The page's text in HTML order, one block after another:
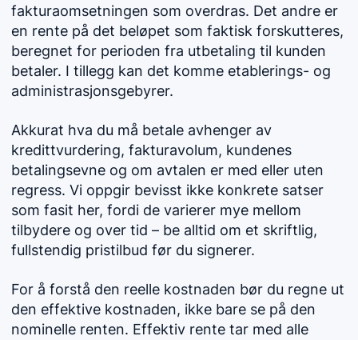
fakturaomsetningen som overdras. Det andre er
en rente på det beløpet som faktisk forskutteres,
beregnet for perioden fra utbetaling til kunden
betaler. I tillegg kan det komme etablerings- og
administrasjonsgebyrer.
Akkurat hva du må betale avhenger av
kredittvurdering, fakturavolum, kundenes
betalingsevne og om avtalen er med eller uten
regress. Vi oppgir bevisst ikke konkrete satser
som fasit her, fordi de varierer mye mellom
tilbydere og over tid – be alltid om et skriftlig,
fullstendig pristilbud før du signerer.
For å forstå den reelle kostnaden bør du regne ut
den effektive kostnaden, ikke bare se på den
nominelle renten. Effektiv rente tar med alle